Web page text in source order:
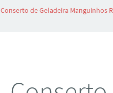
Conserto de Geladeira Manguinhos